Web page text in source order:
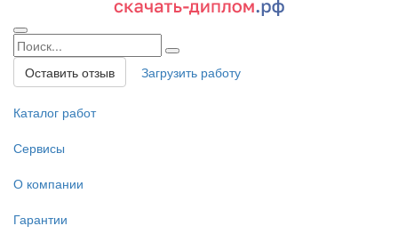
Оставить отзыв Загрузить работу
Каталог работ
Сервисы
О компании
Гарантии